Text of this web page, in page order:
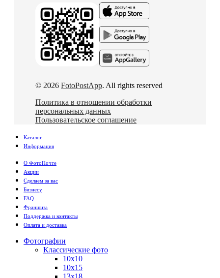
© 2026 FotoPostApp. All rights reserved
Политика в отношении обработки
персональных данных
Пользовательское соглашение
Каталог
Информация
О ФотоПочте
Акции
Сделаем за вас
Бизнесу
FAQ
Франшиза
Поддержка и контакты
Оплата и доставка
Фотографии
Классические фото
10х10
10х15